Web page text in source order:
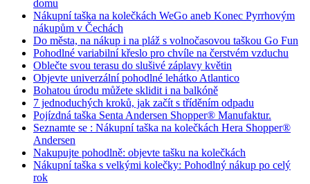
domu
Nákupní taška na kolečkách WeGo aneb Konec Pyrrhovým
nákupům v Čechách
Do města, na nákup i na pláž s volnočasovou taškou Go Fun
Pohodlné variabilní křeslo pro chvíle na čerstvém vzduchu
Oblečte svou terasu do slušivé záplavy květin
Objevte univerzální pohodlné lehátko Atlantico
Bohatou úrodu můžete sklidit i na balkóně
7 jednoduchých kroků, jak začít s tříděním odpadu
Pojízdná taška Senta Andersen Shopper® Manufaktur.
Seznamte se : Nákupní taška na kolečkách Hera Shopper®
Andersen
Nakupujte pohodlně: objevte tašku na kolečkách
Nákupní taška s velkými kolečky: Pohodlný nákup po celý
rok